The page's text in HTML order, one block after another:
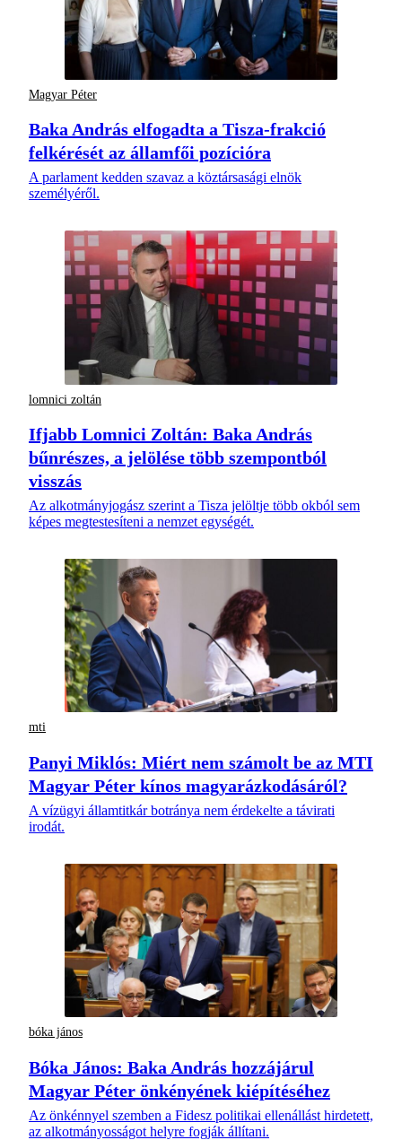
Magyar Péter
Baka András elfogadta a Tisza-frakció
felkérését az államfői pozícióra
A parlament kedden szavaz a köztársasági elnök
személyéről.
lomnici zoltán
Ifjabb Lomnici Zoltán: Baka András
bűnrészes, a jelölése több szempontból
visszás
Az alkotmányjogász szerint a Tisza jelöltje több okból sem
képes megtestesíteni a nemzet egységét.
mti
Panyi Miklós: Miért nem számolt be az MTI
Magyar Péter kínos magyarázkodásáról?
A vízügyi államtitkár botránya nem érdekelte a távirati
irodát.
bóka jános
Bóka János: Baka András hozzájárul
Magyar Péter önkényének kiépítéséhez
Az önkénnyel szemben a Fidesz politikai ellenállást hirdetett,
az alkotmányosságot helyre fogják állítani.